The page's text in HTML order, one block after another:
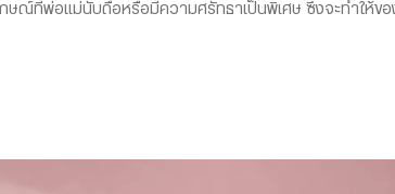
ษณ์ที่พ่อแม่นับถือหรือมีความศรัทธาเป็นพิเศษ ซึ่งจะทำให้